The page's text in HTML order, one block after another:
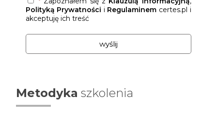
Polityką Prywatności i Regulaminem certes.pl i
akceptuję ich treść
Metodyka szkolenia